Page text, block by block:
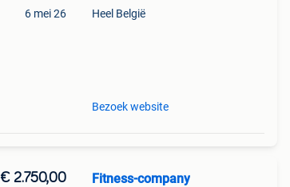
6 mei 26 Heel België
Bezoek website
€ 2.750,00 Fitness-company